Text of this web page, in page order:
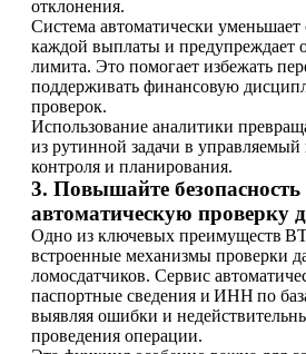
отклонения.
Система автоматически уменьшает
каждой выплаты и предупреждает
лимита. Это помогает избежать
поддерживать финансовую
проверок.
Использование аналитики
из рутинной задачи в управляемый
контроля и планирования.
3. Повышайте безопасность
автоматическую проверку
Одно из ключевых
встроенные механизмы проверки
ломосдатчиков. Сервис
паспортные сведения и ИНН по
выявляя ошибки и
проведения операции.